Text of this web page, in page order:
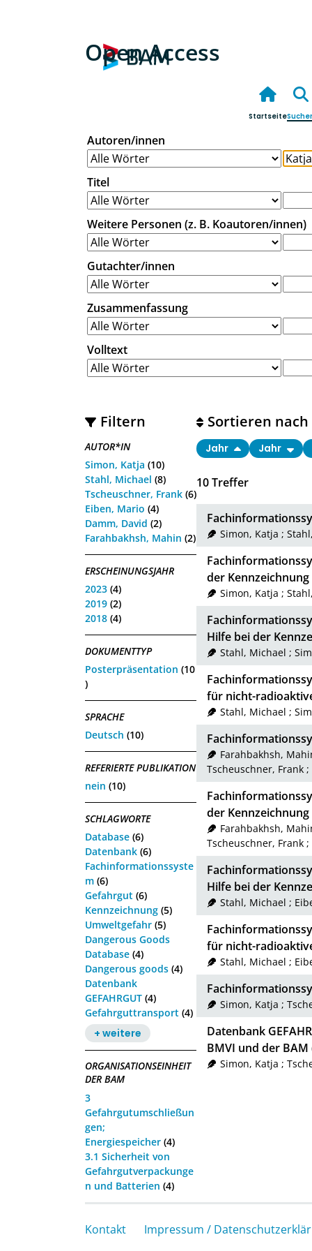
Open Access
Startseite
Autoren/innen
Titel
Weitere Personen (z. B. Koautoren/innen)
Gutachter/innen
Zusammenfassung
Volltext
Filtern
AUTOR*IN
Simon, Katja (10)
Stahl, Michael (8)
Tscheuschner, Frank (6)
Eiben, Mario (4)
Damm, David (2)
Farahbakhsh, Mahin (2)
ERSCHEINUNGSJAHR
2023 (4)
2019 (2)
2018 (4)
DOKUMENTTYP
Posterpräsentation (10
)
SPRACHE
Deutsch (10)
REFERIERTE PUBLIKATION
nein (10)
SCHLAGWORTE
Database (6)
Datenbank (6)
Fachinformationssyste
m (6)
Gefahrgut (6)
Kennzeichnung (5)
Umweltgefahr (5)
Dangerous Goods
Database (4)
Dangerous goods (4)
Datenbank
GEFAHRGUT (4)
Gefahrguttransport (4)
+ weitere
ORGANISATIONSEINHEIT
DER BAM
3
Gefahrgutumschließun
gen;
Energiespeicher (4)
3.1 Sicherheit von
Gefahrgutverpackunge
n und Batterien (4)
10Treffer
Sortieren nach
Jahr Jahr
Simon, Katja ;
der
Simon, Katja ;
Hilfe bei der
Stahl, Michael ;
für nicht-
Stahl, Michael ;
Farahbakhsh,
Tscheuschner, Frank ;
der
Farahbakhsh,
Tscheuschner, Frank ;
Hilfe bei der
Stahl, Michael ;
für nicht-
Stahl, Michael ;
Simon, Katja ;
Datenbank
BMVI und der BAM
Simon, Katja ;
Kontakt Impressum /